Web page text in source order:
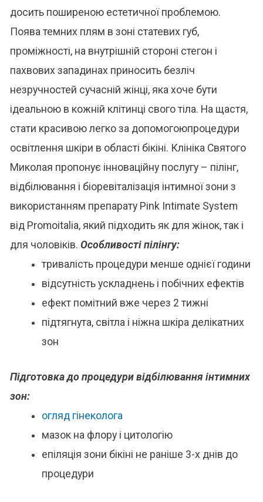
досить поширеною естетичної проблемою.
Поява темних плям в зоні статевих губ,
проміжності, на внутрішній стороні стегон і
пахвових западинах приносить безліч
незручностей сучасній жінці, яка хоче бути
ідеальною в кожній клітинці свого тіла. На щастя,
стати красивою легко за допомогоюпроцедури
освітлення шкіри в області бікіні. Клініка Святого
Миколая пропонує інноваційну послугу – пілінг,
відбілювання і біоревіталізація інтимної зони з
використанням препарату Pink Intimate System
від Promoitalia, який підходить як для жінок, так і
для чоловіків. Особливості пілінгу:
тривалість процедури менше однієї години
відсутність ускладнень і побічних ефектів
ефект помітний вже через 2 тижні
підтягнута, світла і ніжна шкіра делікатних
зон
Підготовка до процедури відбілювання інтимних
зон:
огляд гінеколога
мазок на флору і цитологію
епіляція зони бікіні не раніше 3-х днів до
процедури